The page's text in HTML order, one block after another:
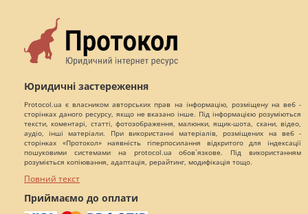
Юридичні застереження
Protocol.ua є власником авторських прав на інформацію, розміщену на веб -
сторінках даного ресурсу, якщо не вказано інше. Під інформацією розуміються
тексти, коментарі, статті, фотозображення, малюнки, ящик-шота, скани, відео,
аудіо, інші матеріали. При використанні матеріалів, розміщених на веб -
сторінках «Протокол» наявність гіперпосилання відкритого для індексації
пошуковими системами на protocol.ua обов`язкове. Під використанням
розуміється копіювання, адаптація, рерайтинг, модифікація тощо.
Повний текст
Приймаємо до оплати